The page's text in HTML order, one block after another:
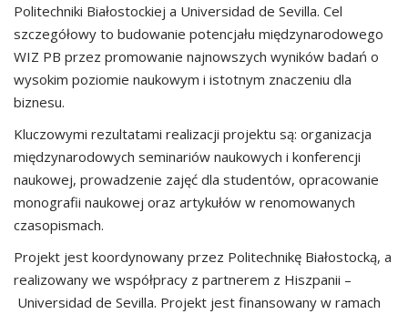
Politechniki Białostockiej a Universidad de Sevilla. Cel
szczegółowy to budowanie potencjału międzynarodowego
WIZ PB przez promowanie najnowszych wyników badań o
wysokim poziomie naukowym i istotnym znaczeniu dla
biznesu.
Kluczowymi rezultatami realizacji projektu są: organizacja
międzynarodowych seminariów naukowych i konferencji
naukowej, prowadzenie zajęć dla studentów, opracowanie
monografii naukowej oraz artykułów w renomowanych
czasopismach.
Projekt jest koordynowany przez Politechnikę Białostocką, a
realizowany we współpracy z partnerem z Hiszpanii –
Universidad de Sevilla. Projekt jest finansowany w ramach